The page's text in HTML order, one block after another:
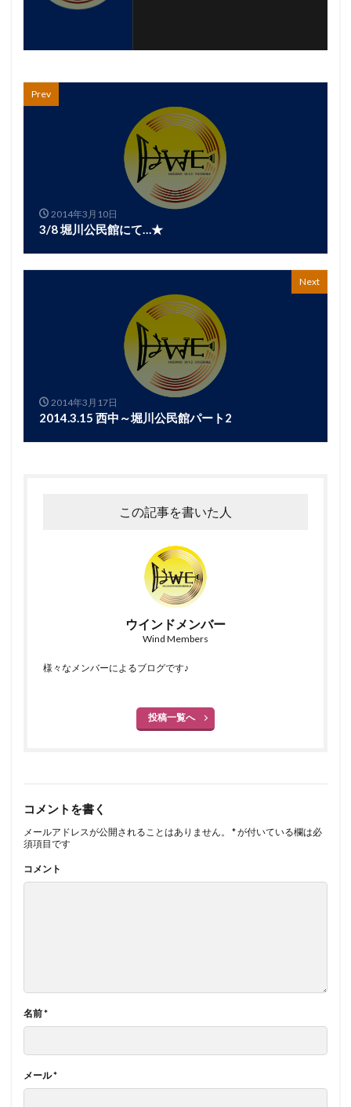
Prev
2014年3月10日
3/8 堀川公民館にて…★
Next
2014年3月17日
2014.3.15 西中～堀川公民館パート2
この記事を書いた人
ウインドメンバー
Wind Members
様々なメンバーによるブログです♪
投稿一覧へ
コメントを書く
メールアドレスが公開されることはありません。 *が付いている欄は必
須項目です
コメント
名前*
メール*